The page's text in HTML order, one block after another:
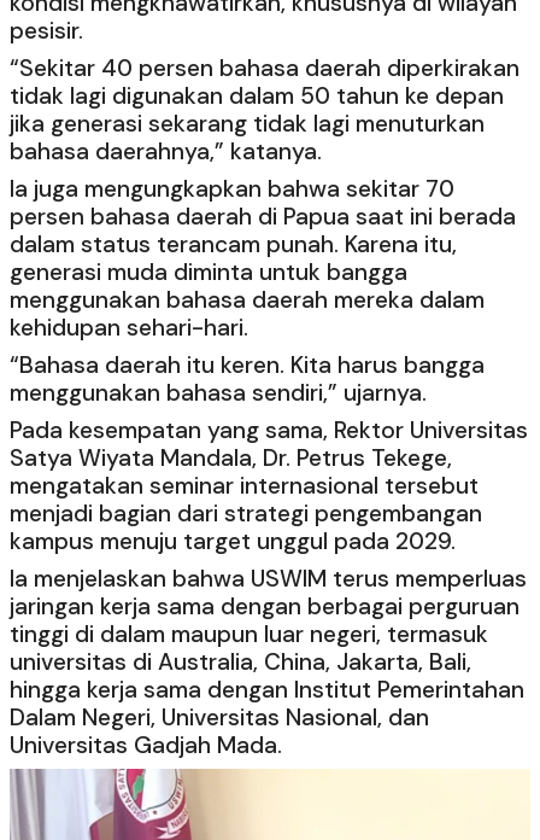
pesisir.
“Sekitar 40 persen bahasa daerah diperkirakan
tidak lagi digunakan dalam 50 tahun ke depan
jika generasi sekarang tidak lagi menuturkan
bahasa daerahnya,” katanya.
Ia juga mengungkapkan bahwa sekitar 70
persen bahasa daerah di Papua saat ini berada
dalam status terancam punah. Karena itu,
generasi muda diminta untuk bangga
menggunakan bahasa daerah mereka dalam
kehidupan sehari-hari.
“Bahasa daerah itu keren. Kita harus bangga
menggunakan bahasa sendiri,” ujarnya.
Pada kesempatan yang sama, Rektor Universitas
Satya Wiyata Mandala, Dr. Petrus Tekege,
mengatakan seminar internasional tersebut
menjadi bagian dari strategi pengembangan
kampus menuju target unggul pada 2029.
Ia menjelaskan bahwa USWIM terus memperluas
jaringan kerja sama dengan berbagai perguruan
tinggi di dalam maupun luar negeri, termasuk
universitas di Australia, China, Jakarta, Bali,
hingga kerja sama dengan Institut Pemerintahan
Dalam Negeri, Universitas Nasional, dan
Universitas Gadjah Mada.